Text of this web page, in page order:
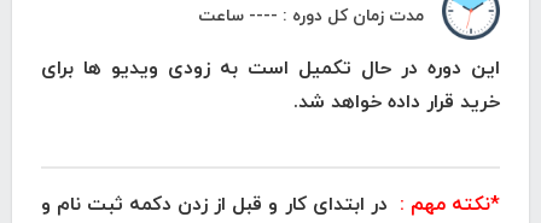
مدت زمان کل دوره : ---- ساعت
این دوره در حال تکمیل است به زودی ویدیو ها برای
خرید قرار داده خواهد شد.
*نکته مهم : در ابتدای کار و قبل از زدن دکمه ثبت نام و